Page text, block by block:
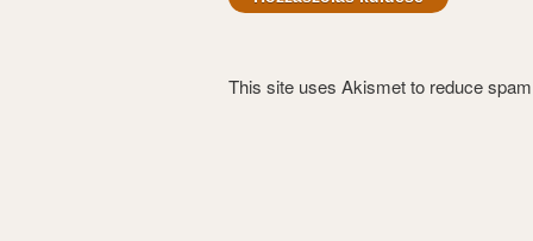
This site uses Akismet to reduce